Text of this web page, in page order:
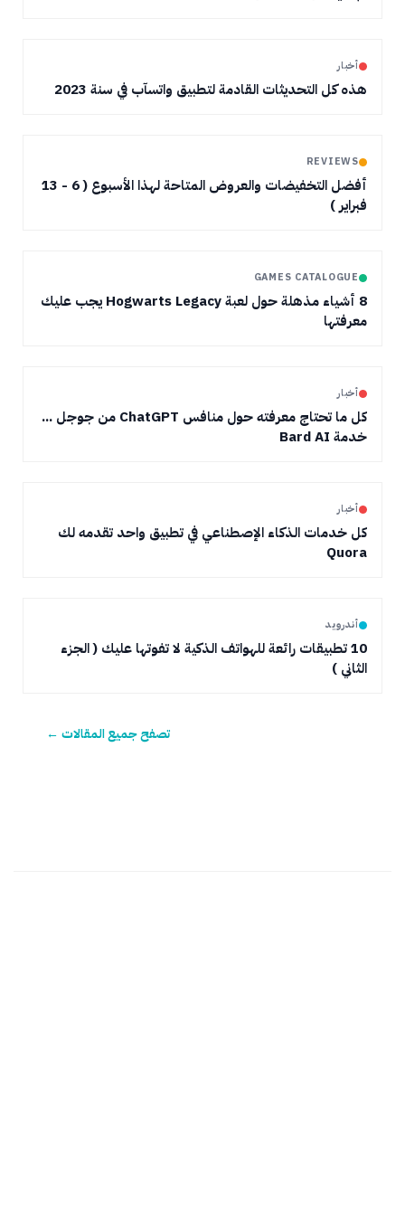
أخبار
هذه كل التحديثات القادمة لتطبيق واتسآب في سنة 2023
REVIEWS
أفضل التخفيضات والعروض المتاحة لهذا الأسبوع ( 6 - 13
فبراير )
GAMES CATALOGUE
8 أشياء مذهلة حول لعبة Hogwarts Legacy يجب عليك
معرفتها
أخبار
كل ما تحتاج معرفته حول منافس ChatGPT من جوجل ...
خدمة Bard AI
أخبار
كل خدمات الذكاء الإصطناعي في تطبيق واحد تقدمه لك
Quora
أندرويد
10 تطبيقات رائعة للهواتف الذكية لا تفوتها عليك ( الجزء
الثاني )
تصفح جميع المقالات ←